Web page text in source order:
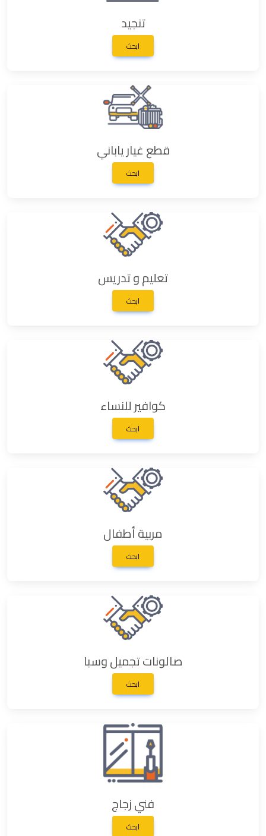
تنجيد
ابحث
قطع غيار ياباني
ابحث
تعليم و تدريس
ابحث
كوافير للنساء
ابحث
مربية أطفال
ابحث
صالونات تجميل وسبا
ابحث
فني زجاج
ابحث